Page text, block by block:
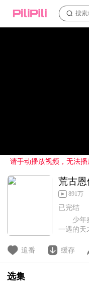
搜索
请手动播放视频，无法
荒古恩
891万
已完结
少年秦
一遇的天
脉之后
二师姐
追番 缓存
选集